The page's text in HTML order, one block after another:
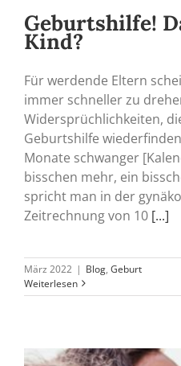
Geburtshilfe!
Kind?
Für werdende Eltern
immer schneller zu
Widersprüchlichkeiten,
Geburtshilfe
Monate schwanger
bisschen mehr, ein
spricht man in der
Zeitrechnung von 10 [...]
März 2022 | Blog, Geburt
Weiterlesen